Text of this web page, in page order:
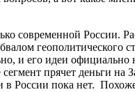
современной России.
геополитического
и его идеи официально
прячет деньги на
России пока нет.